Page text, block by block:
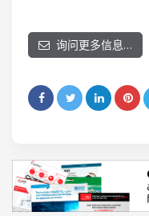
询问更多信息…